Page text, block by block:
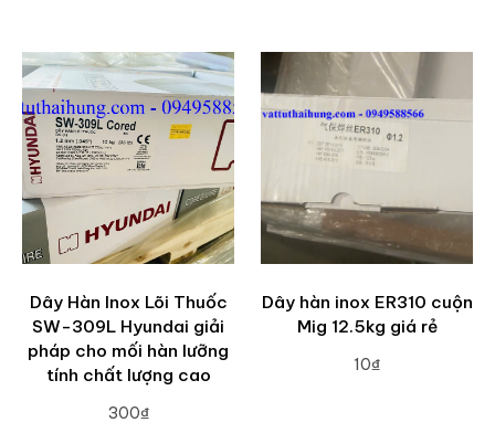
Dây Hàn Inox Lõi Thuốc
SW-309L Hyundai giải
pháp cho mối hàn lưỡng
tính chất lượng cao
300₫
Dây hàn inox ER310 cuộn
Mig 12.5kg giá rẻ
10₫